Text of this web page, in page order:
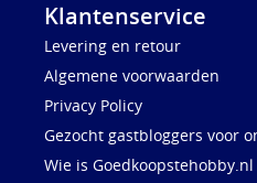
Klantenservice
Levering en retour
Algemene voorwaarden
Privacy Policy
Gezocht gastbloggers voor
Wie is Goedkoopstehobby.nl